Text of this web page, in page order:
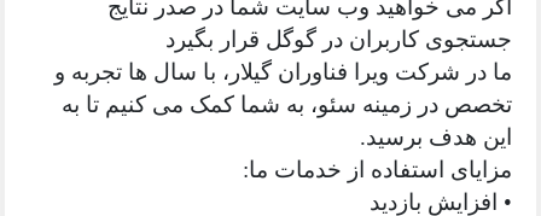
اگر می خواهید وب سایت شما در صدر نتایج
جستجوی کاربران در گوگل قرار بگیرد
ما در شرکت ویرا فناوران گیلار، با سال ها تجربه و
تخصص در زمینه سئو، به شما کمک می کنیم تا به
این هدف برسید.
مزایای استفاده از خدمات ما:
• افزایش بازدید